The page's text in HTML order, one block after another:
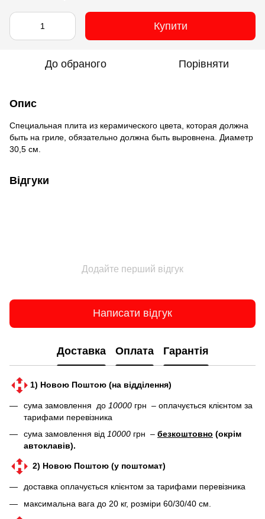
Купити
До обраного Порівняти
Опис
Специальная плита из керамического цвета, которая должна
быть на гриле, обязательно должна быть выровнена. Диаметр
30,5 см.
Відгуки
Додайте перший відгук
Написати відгук
Доставка Оплата Гарантія
1) Новою Поштою (на відділення)
сума замовлення до 10000 грн – оплачується клієнтом за
тарифами перевізника
сума замовлення від 10000 грн – безкоштовно (окрім
автоклавів).
2) Новою Поштою (у поштомат)
доставка оплачується клієнтом за тарифами перевізника
максимальна вага до 20 кг, розміри 60/30/40 см.